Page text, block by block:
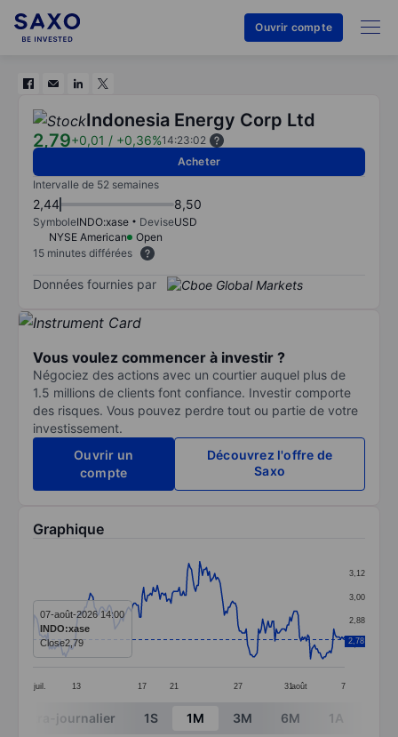
Ouvrir compte
Indonesia Energy Corp Ltd
2,79+0,01 / +0,36%14:23:02
Acheter
Intervalle de 52 semaines
2,44 8,50
SymboleINDO:xase DeviseUSD
NYSE American
Open
15 minutes différées
Données fournies par
Vous voulez commencer à investir ?
Négociez des actions avec un courtier auquel plus de
1.5 millions de clients font confiance. Investir comporte
des risques. Vous pouvez perdre tout ou partie de votre
investissement.
Ouvrir un
compte
Découvrez l'offre de
Saxo
Graphique
Line chart with 229 data points.
The chart has 1 X axis displaying categories.
The chart has 1 Y axis displaying values. Data ranges
juil. 13 17 21 27 31août 7
2,76
2,88
3,00
3,12
2,78
07-août-2026 14:00
INDO:xase
Close2,79
End of interactive chart.
Intra-journalier 1S 1M 3M 6M 1A